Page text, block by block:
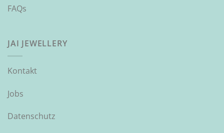
FAQs
JAI JEWELLERY
Kontakt
Jobs
Datenschutz